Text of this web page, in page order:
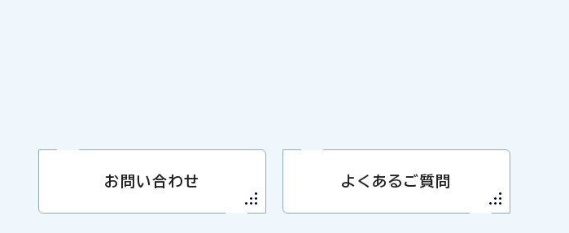
お問い合わせ よくあるご質問